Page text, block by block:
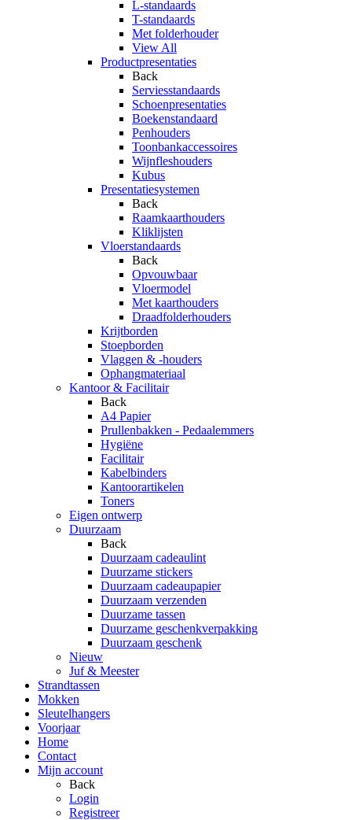
L-standaards
T-standaards
Met folderhouder
View All
Productpresentaties
Back
Serviesstandaards
Schoenpresentaties
Boekenstandaard
Penhouders
Toonbankaccessoires
Wijnfleshouders
Kubus
Presentatiesystemen
Back
Raamkaarthouders
Kliklijsten
Vloerstandaards
Back
Opvouwbaar
Vloermodel
Met kaarthouders
Draadfolderhouders
Krijtborden
Stoepborden
Vlaggen & -houders
Ophangmateriaal
Kantoor & Facilitair
Back
A4 Papier
Prullenbakken - Pedaalemmers
Hygiëne
Facilitair
Kabelbinders
Kantoorartikelen
Toners
Eigen ontwerp
Duurzaam
Back
Duurzaam cadeaulint
Duurzame stickers
Duurzaam cadeaupapier
Duurzaam verzenden
Duurzame tassen
Duurzame geschenkverpakking
Duurzaam geschenk
Nieuw
Juf & Meester
Strandtassen
Mokken
Sleutelhangers
Voorjaar
Home
Contact
Mijn account
Back
Login
Registreer